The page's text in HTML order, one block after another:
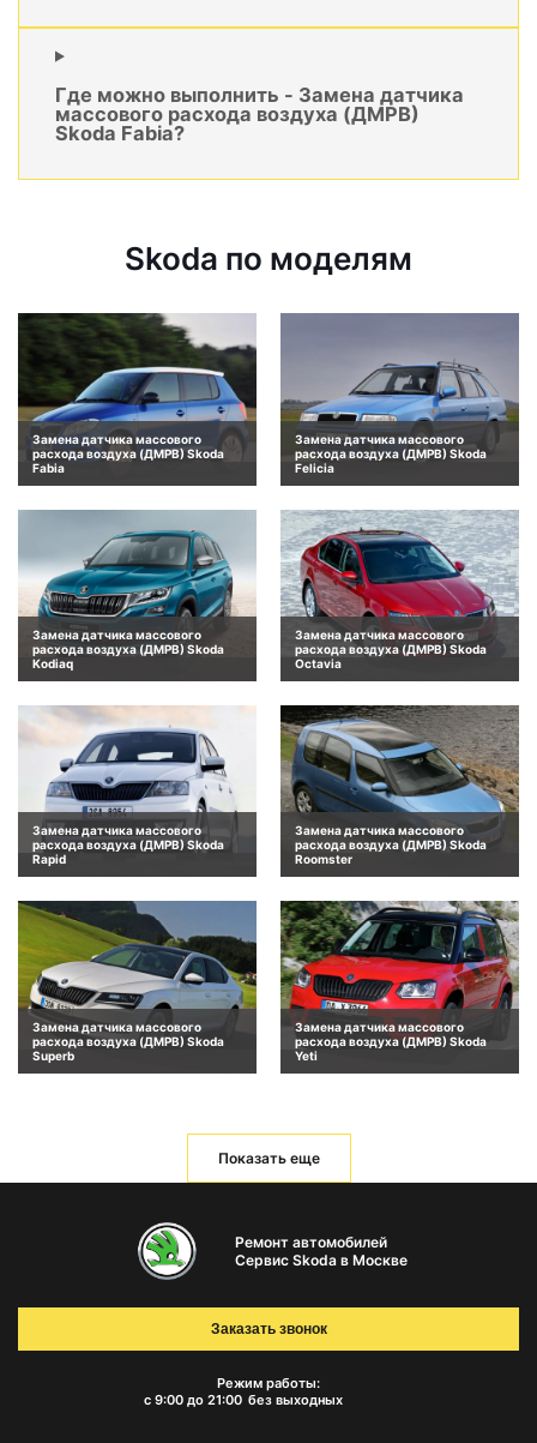
Где можно выполнить - Замена датчика
массового расхода воздуха (ДМРВ)
Skoda Fabia?
Skoda по моделям
Замена датчика массового
расхода воздуха (ДМРВ) Skoda
Fabia
Замена датчика массового
расхода воздуха (ДМРВ) Skoda
Felicia
Замена датчика массового
расхода воздуха (ДМРВ) Skoda
Kodiaq
Замена датчика массового
расхода воздуха (ДМРВ) Skoda
Octavia
Замена датчика массового
расхода воздуха (ДМРВ) Skoda
Rapid
Замена датчика массового
расхода воздуха (ДМРВ) Skoda
Roomster
Замена датчика массового
расхода воздуха (ДМРВ) Skoda
Superb
Замена датчика массового
расхода воздуха (ДМРВ) Skoda
Yeti
Показать еще
Ремонт автомобилей
Сервис Skoda в Москве
Режим работы:
с 9:00 до 21:00 без выходных
Заказать звонок